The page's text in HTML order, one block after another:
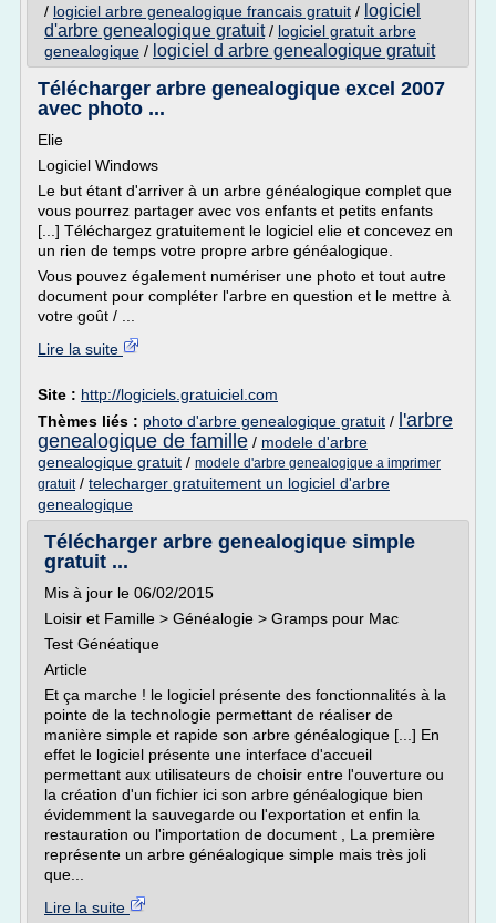
/ logiciel arbre genealogique francais gratuit / logiciel
d'arbre genealogique gratuit/ logiciel gratuit arbre
genealogique / logiciel d arbre genealogique gratuit
Télécharger arbre genealogique excel 2007
avec photo ...
Elie
Logiciel Windows
Le but étant d'arriver à un arbre généalogique complet que
vous pourrez partager avec vos enfants et petits enfants
[...] Téléchargez gratuitement le logiciel elie et concevez en
un rien de temps votre propre arbre généalogique.
Vous pouvez également numériser une photo et tout autre
document pour compléter l'arbre en question et le mettre à
votre goût / ...
Lire la suite
Site : http://logiciels.gratuiciel.com
Thèmes liés : photo d'arbre genealogique gratuit / l'arbre
genealogique de famille / modele d'arbre
genealogique gratuit / modele d'arbre genealogique a imprimer
gratuit/ telecharger gratuitement un logiciel d'arbre
genealogique
Télécharger arbre genealogique simple
gratuit ...
Mis à jour le 06/02/2015
Loisir et Famille > Généalogie > Gramps pour Mac
Test Généatique
Article
Et ça marche ! le logiciel présente des fonctionnalités à la
pointe de la technologie permettant de réaliser de
manière simple et rapide son arbre généalogique [...] En
effet le logiciel présente une interface d'accueil
permettant aux utilisateurs de choisir entre l'ouverture ou
la création d'un fichier ici son arbre généalogique bien
évidemment la sauvegarde ou l'exportation et enfin la
restauration ou l'importation de document , La première
représente un arbre généalogique simple mais très joli
que...
Lire la suite